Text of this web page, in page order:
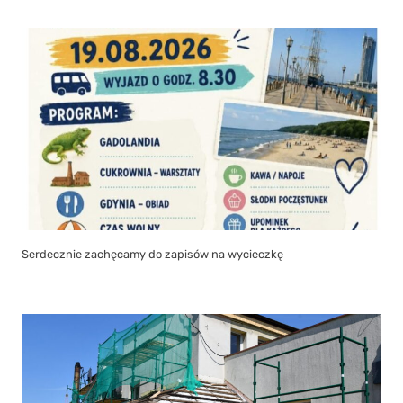
Serdecznie zachęcamy do zapisów na wycieczkę